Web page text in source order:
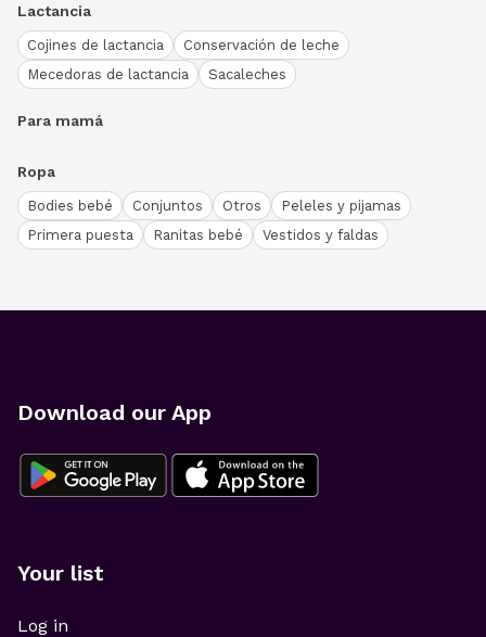
Lactancia
Cojines de lactancia
Conservación de leche
Mecedoras de lactancia
Sacaleches
Para mamá
Ropa
Bodies bebé Conjuntos Otros
Peleles y pijamas
Primera puesta
Ranitas bebé Vestidos y faldas
Download our App
Your list
Log in